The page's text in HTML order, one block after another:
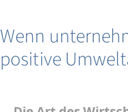
Wenn
positive